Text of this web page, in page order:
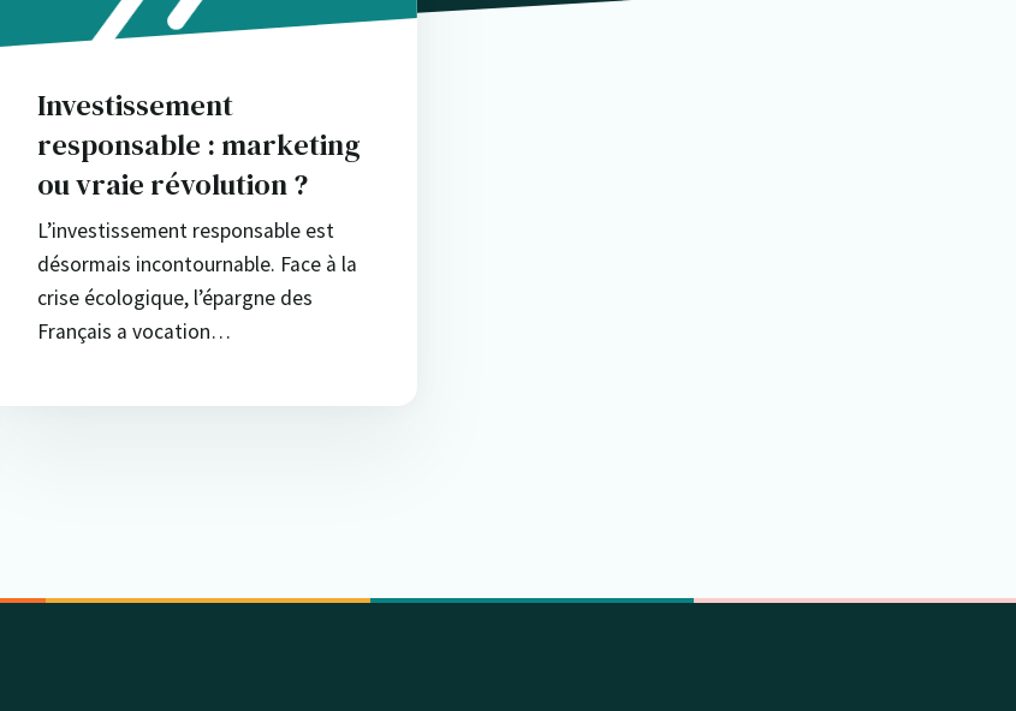
Investissement
responsable : marketing
ou vraie révolution ?
L’investissement responsable est
désormais incontournable. Face à la
crise écologique, l’épargne des
Français a vocation…